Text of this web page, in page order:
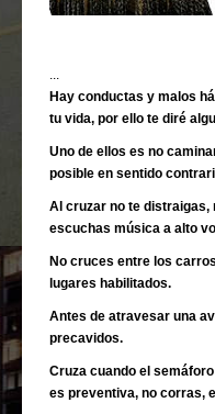
...
Hay conductas y malos
tu vida, por ello te diré
Uno de ellos es no
posible en sentido
Al cruzar no te
escuchas música a alto
No cruces entre los
lugares habilitados.
Antes de atravesar una
precavidos.
Cruza cuando el
es preventiva, no corras,